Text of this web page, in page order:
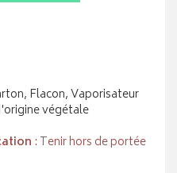
Flacon, Vaporisateur
végétale
: Tenir hors de portée